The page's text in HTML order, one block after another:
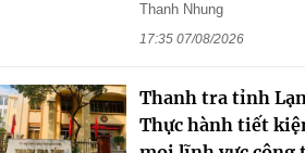
Thanh Nhung
17:35 07/08/2026
Thanh tra tỉnh
Thực hành tiết